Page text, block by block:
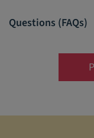
Questions (FAQs)